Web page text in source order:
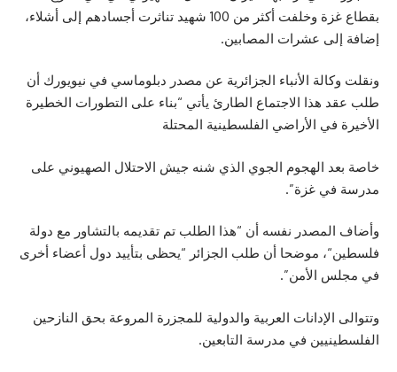
بقطاع غزة وخلفت أكثر من 100 شهيد تناثرت أجسادهم إلى أشلاء،
إضافة إلى عشرات المصابين.
ونقلت وكالة الأنباء الجزائرية عن مصدر دبلوماسي في نيويورك أن
طلب عقد هذا الاجتماع الطارئ يأتي “بناء على التطورات الخطيرة
الأخيرة في الأراضي الفلسطينية المحتلة
خاصة بعد الهجوم الجوي الذي شنه جيش الاحتلال الصهيوني على
مدرسة في غزة”.
وأضاف المصدر نفسه أن “هذا الطلب تم تقديمه بالتشاور مع دولة
فلسطين“، موضحا أن طلب الجزائر “يحظى بتأييد دول أعضاء أخرى
في مجلس الأمن”.
وتتوالى الإدانات العربية والدولية للمجزرة المروعة بحق النازحين
الفلسطينيين في مدرسة التابعين.